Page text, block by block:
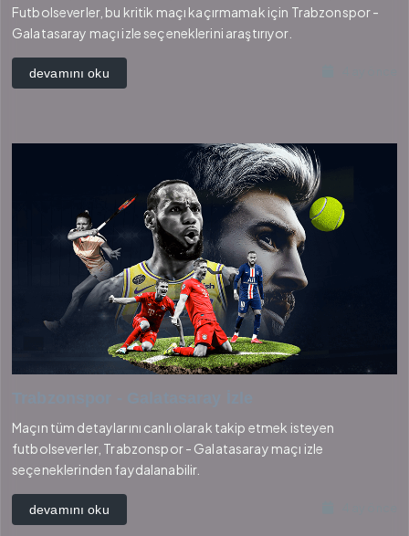
Futbolseverler, bu kritik maçı kaçırmamak için Trabzonspor -
Galatasaray maçı izle seçeneklerini araştırıyor.
devamını oku
Maçın tüm detaylarını canlı olarak takip etmek isteyen
futbolseverler, Trabzonspor - Galatasaray maçı izle
seçeneklerinden faydalanabilir.
devamını oku